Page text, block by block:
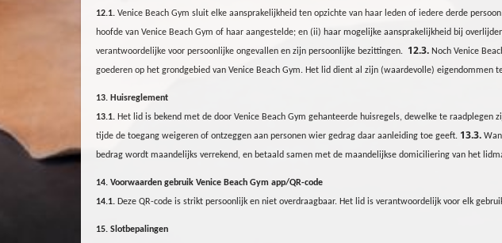
12.1. Venice Beach Gym sluit elke aansprakelijkheid ten opzichte van haar leden of iedere derde
hoofde van Venice Beach Gym of haar aangestelde; en (ii) haar mogelijke aansprakelijkheid bij
verantwoordelijke voor persoonlijke ongevallen en zijn persoonlijke bezittingen. 12.3. Noch Venice
goederen op het grondgebied van Venice Beach Gym. Het lid dient al zijn (waardevolle) eigendommen
13. Huisreglement
13.1. Het lid is bekend met de door Venice Beach Gym gehanteerde huisregels, dewelke te raadplegen
tijde de toegang weigeren of ontzeggen aan personen wier gedrag daar aanleiding toe geeft. 13.3.
bedrag wordt maandelijks verrekend, en betaald samen met de maandelijkse domiciliering van het
14. Voorwaarden gebruik Venice Beach Gym app/QR-code
14.1. Deze QR-code is strikt persoonlijk en niet overdraagbaar. Het lid is verantwoordelijk voor elk
15. Slotbepalingen